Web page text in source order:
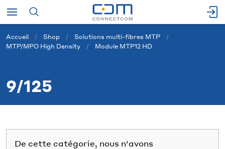
Accueil Shop
Solutions multi-fibres MTP
MTP/MPO High Density
Module MTP12 HD
9/125
De cette catégorie, nous n'avons